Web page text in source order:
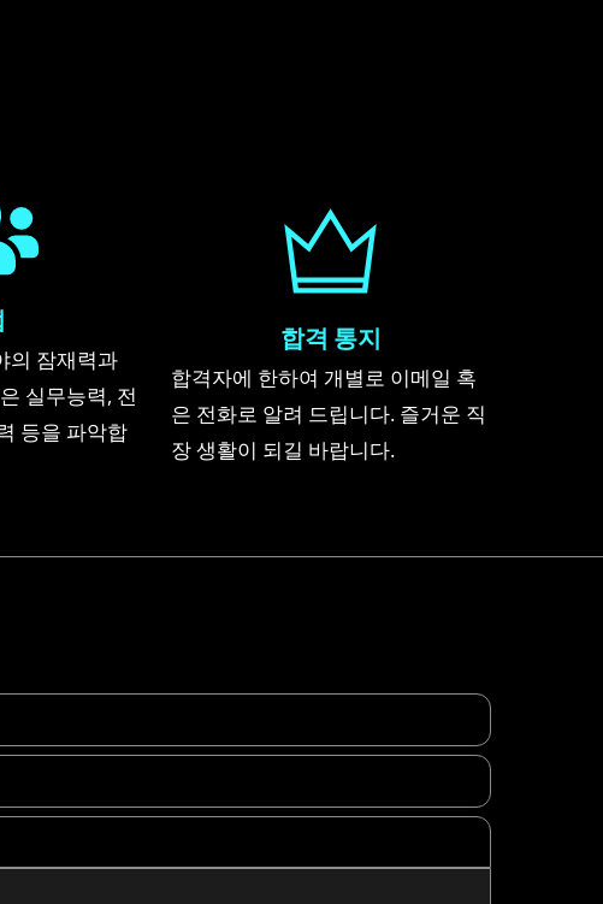
의 잠재력과
실무능력, 전
등을 파악합
합격 통지
합격자에 한하여 개별로 이메일 혹
은 전화로 알려 드립니다. 즐거운 직
장 생활이 되길 바랍니다.